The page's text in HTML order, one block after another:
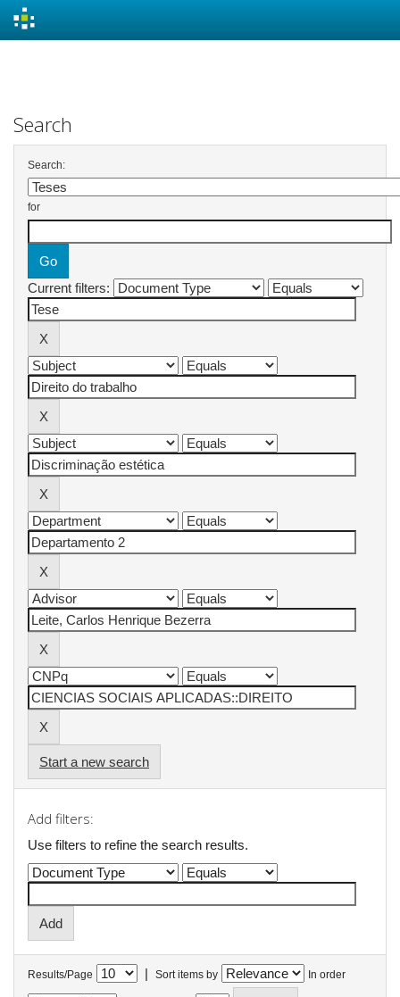
Search
Search:
for
Current filters:
Start a new search
Add filters:
Use filters to refine the search results.
Results/Page | Sort items by In order